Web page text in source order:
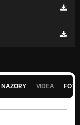
NÁZORY VIDEA